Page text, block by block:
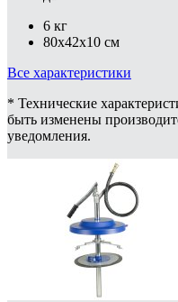
6 кг
80x42x10 см
Все характеристики
* Технические
быть изменены
уведомления.